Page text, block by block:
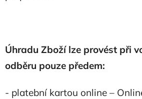
Úhradu Zboží lze provést při
odběru pouze předem:
- platební kartou online –